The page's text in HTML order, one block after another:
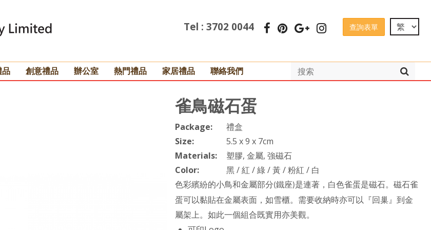
查詢表單
Tel : 3702 0044
品 創意禮品 辦公室 熱門禮品 家居禮品 聯絡我們
雀鳥磁石蛋
Package:
禮盒
Size:
5.5 x 9 x 7cm
Materials:
塑膠, 金屬, 強磁石
Color:
黑 / 紅 / 綠 / 黃 / 粉紅 / 白
色彩繽紛的小鳥和金屬部分(鐵座)是連著，白色雀蛋是磁石。磁石雀
蛋可以黏貼在金屬表面，如雪櫃。需要收納時亦可以『回巢』到金
屬架上。如此一個組合既實用亦美觀。